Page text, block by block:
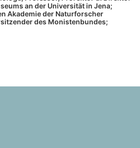
an der Universität in Jena;
Akademie der Naturforscher
des Monistenbundes;